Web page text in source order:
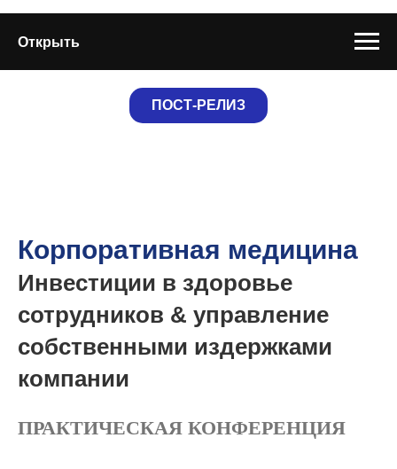
Открыть
ПОСТ-РЕЛИЗ
Корпоративная медицина
Инвестиции в здоровье
сотрудников & управление
собственными издержками
компании
ПРАКТИЧЕСКАЯ КОНФЕРЕНЦИЯ